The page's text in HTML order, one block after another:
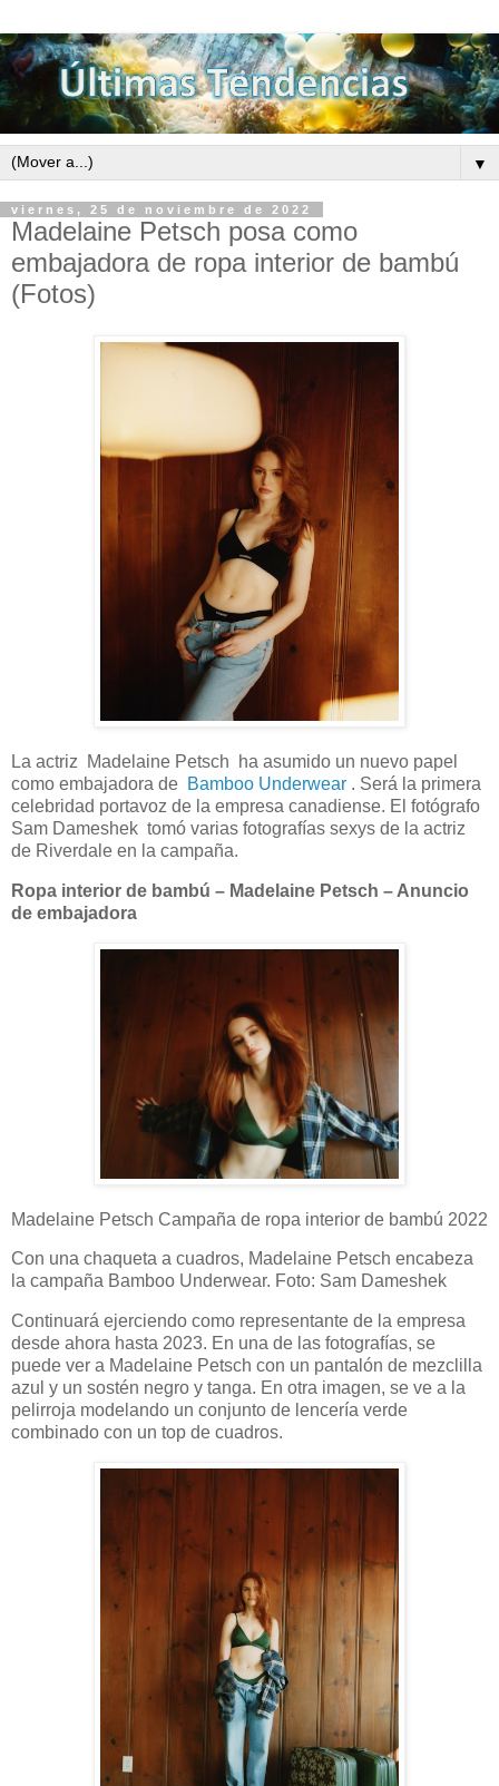
▼
viernes, 25 de noviembre de 2022
Madelaine Petsch posa como
embajadora de ropa interior de bambú
(Fotos)
La actriz Madelaine Petsch ha asumido un nuevo papel
como embajadora de Bamboo Underwear . Será la primera
celebridad portavoz de la empresa canadiense. El fotógrafo
Sam Dameshek tomó varias fotografías sexys de la actriz
de Riverdale en la campaña.
Ropa interior de bambú – Madelaine Petsch – Anuncio
de embajadora
Madelaine Petsch Campaña de ropa interior de bambú 2022
Con una chaqueta a cuadros, Madelaine Petsch encabeza
la campaña Bamboo Underwear. Foto: Sam Dameshek
Continuará ejerciendo como representante de la empresa
desde ahora hasta 2023. En una de las fotografías, se
puede ver a Madelaine Petsch con un pantalón de mezclilla
azul y un sostén negro y tanga. En otra imagen, se ve a la
pelirroja modelando un conjunto de lencería verde
combinado con un top de cuadros.